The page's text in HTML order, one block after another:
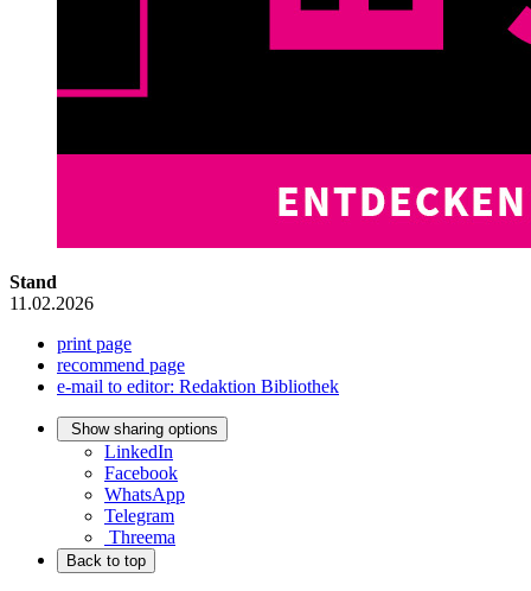
Stand
11.02.2026
print page
recommend page
e-mail to editor: Redaktion Bibliothek
Show sharing options
LinkedIn
Facebook
WhatsApp
Telegram
Threema
Back to top